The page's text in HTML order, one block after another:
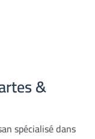
&
spécialisé dans